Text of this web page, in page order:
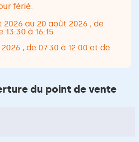
férié.
2026 au 20 août 2026 , de
13:30 à 16:15
, de 07:30 à 12:00 et de
du point de vente